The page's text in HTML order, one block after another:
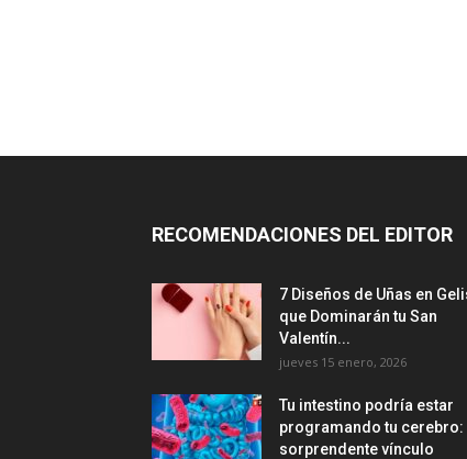
RECOMENDACIONES DEL EDITOR
7 Diseños de Uñas en
que Dominarán tu San
Valentín...
jueves 15 enero, 2026
Tu intestino podría estar
programando tu cerebro:
sorprendente vínculo